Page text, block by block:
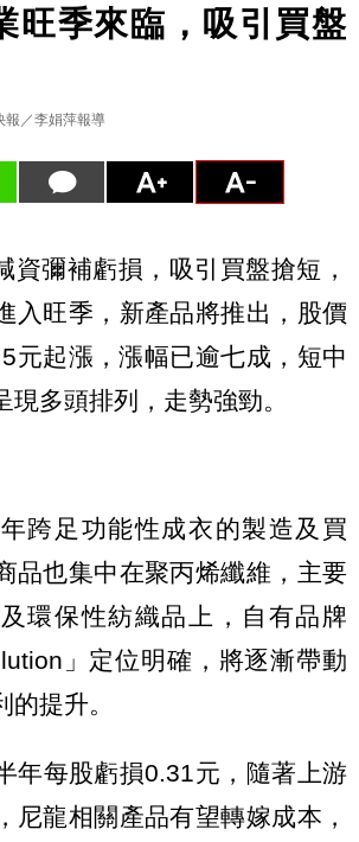
旺季來臨，吸引買盤
報／李娟萍報導
資彌補虧損，吸引買盤搶短，
入旺季，新產品將推出，股價
元起漲，漲幅已逾七成，短中
現多頭排列，走勢強勁。
跨足功能性成衣的製造及買
品也集中在聚丙烯纖維，主要
環保性紡織品上，自有品牌
」定位明確，將逐漸帶動
提升。
年每股虧損0.31元，隨著上游
尼龍相關產品有望轉嫁成本，